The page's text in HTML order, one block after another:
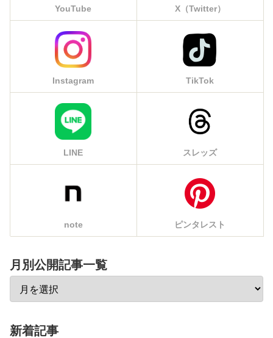
YouTube X（Twitter）
Instagram TikTok
LINE スレッズ
note ピンタレスト
月別公開記事一覧
新着記事